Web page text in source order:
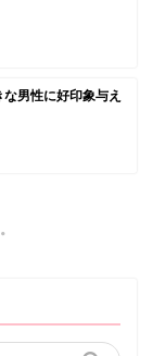
男性に好印象与え